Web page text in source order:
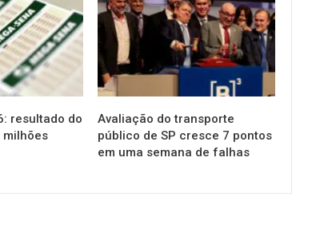
resultado do
milhões
Avaliação do transporte
público de SP cresce 7 pontos
em uma semana de falhas